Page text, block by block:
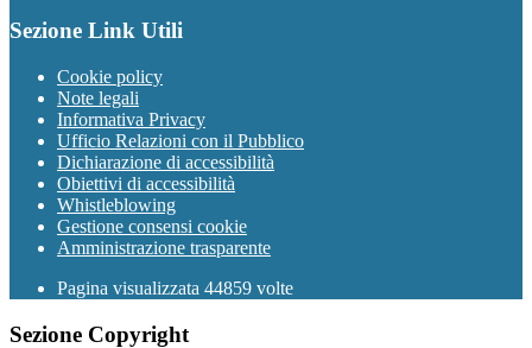
Sezione Link Utili
Cookie policy
Note legali
Informativa Privacy
Ufficio Relazioni con il Pubblico
Dichiarazione di accessibilità
Obiettivi di accessibilità
Whistleblowing
Gestione consensi cookie
Amministrazione trasparente
Pagina visualizzata 44859 volte
Sezione Copyright